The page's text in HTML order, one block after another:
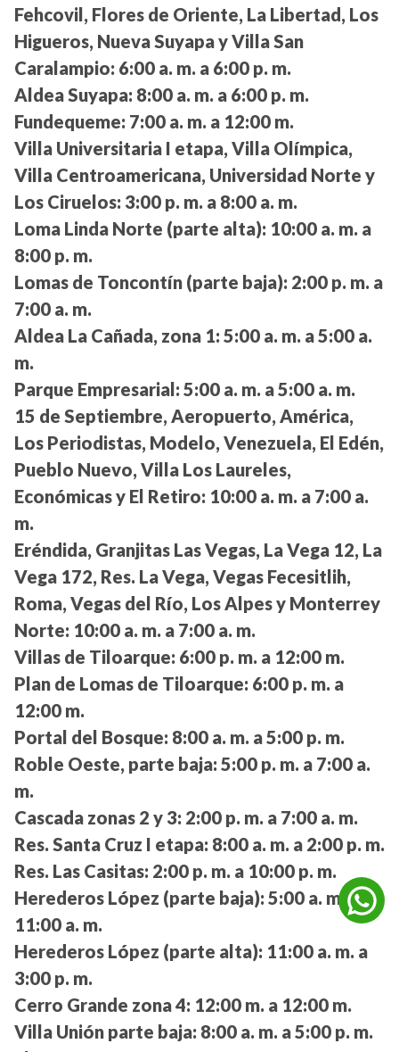
Fehcovil, Flores de Oriente, La Libertad, Los
Higueros, Nueva Suyapa y Villa San
Caralampio: 6:00 a. m. a 6:00 p. m.
Aldea Suyapa: 8:00 a. m. a 6:00 p. m.
Fundequeme: 7:00 a. m. a 12:00 m.
Villa Universitaria I etapa, Villa Olímpica,
Villa Centroamericana, Universidad Norte y
Los Ciruelos: 3:00 p. m. a 8:00 a. m.
Loma Linda Norte (parte alta): 10:00 a. m. a
8:00 p. m.
Lomas de Toncontín (parte baja): 2:00 p. m. a
7:00 a. m.
Aldea La Cañada, zona 1: 5:00 a. m. a 5:00 a.
m.
Parque Empresarial: 5:00 a. m. a 5:00 a. m.
15 de Septiembre, Aeropuerto, América,
Los Periodistas, Modelo, Venezuela, El Edén,
Pueblo Nuevo, Villa Los Laureles,
Económicas y El Retiro: 10:00 a. m. a 7:00 a.
m.
Eréndida, Granjitas Las Vegas, La Vega 12, La
Vega 172, Res. La Vega, Vegas Fecesitlih,
Roma, Vegas del Río, Los Alpes y Monterrey
Norte: 10:00 a. m. a 7:00 a. m.
Villas de Tiloarque: 6:00 p. m. a 12:00 m.
Plan de Lomas de Tiloarque: 6:00 p. m. a
12:00 m.
Portal del Bosque: 8:00 a. m. a 5:00 p. m.
Roble Oeste, parte baja: 5:00 p. m. a 7:00 a.
m.
Cascada zonas 2 y 3: 2:00 p. m. a 7:00 a. m.
Res. Santa Cruz I etapa: 8:00 a. m. a 2:00 p. m.
Res. Las Casitas: 2:00 p. m. a 10:00 p. m.
Herederos López (parte baja): 5:00 a. m. a
11:00 a. m.
Herederos López (parte alta): 11:00 a. m. a
3:00 p. m.
Cerro Grande zona 4: 12:00 m. a 12:00 m.
Villa Unión parte baja: 8:00 a. m. a 5:00 p. m.